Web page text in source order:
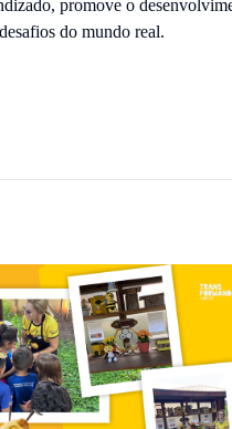
promove o
do mundo real.